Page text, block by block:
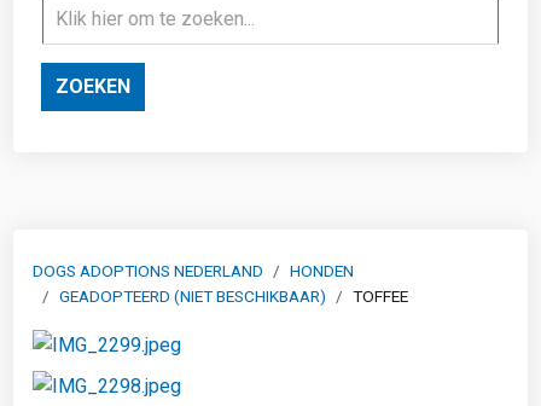
ZOEKEN
DOGS ADOPTIONS NEDERLAND
HONDEN
GEADOPTEERD (NIET BESCHIKBAAR)
TOFFEE